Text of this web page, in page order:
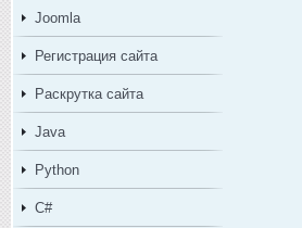
Joomla
Регистрация сайта
Раскрутка сайта
Java
Python
C#